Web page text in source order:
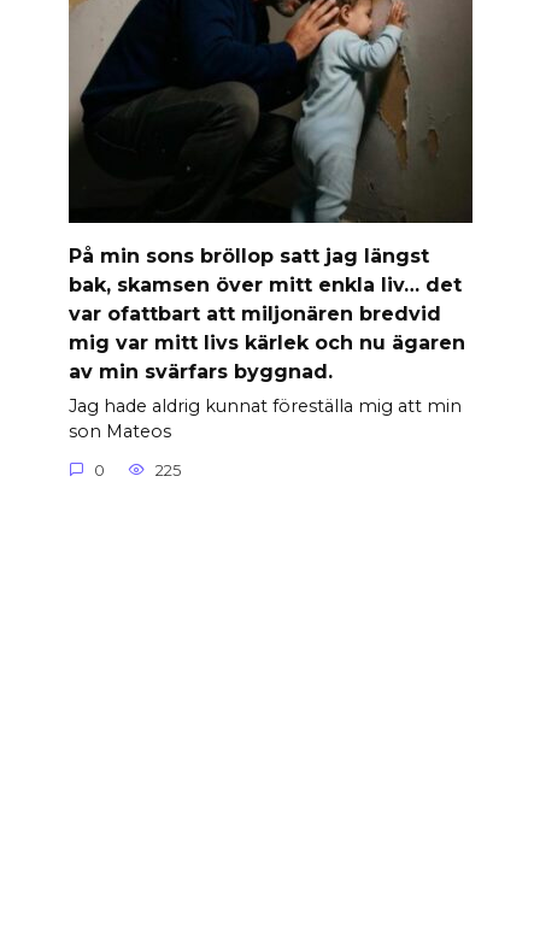
På min sons bröllop satt jag längst
bak, skamsen över mitt enkla liv… det
var ofattbart att miljonären bredvid
mig var mitt livs kärlek och nu ägaren
av min svärfars byggnad.
Jag hade aldrig kunnat föreställa mig att min
son Mateos
0 225